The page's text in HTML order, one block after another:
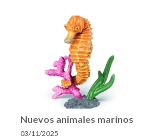
Nuevos animales marinos
03/11/2025